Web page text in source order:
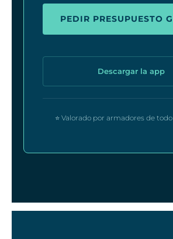
PEDIR PRESUPUESTO
Descargar la app
⭐ Valorado por armadores de